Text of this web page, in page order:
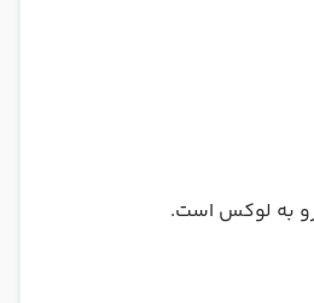
رو به لوکس است.